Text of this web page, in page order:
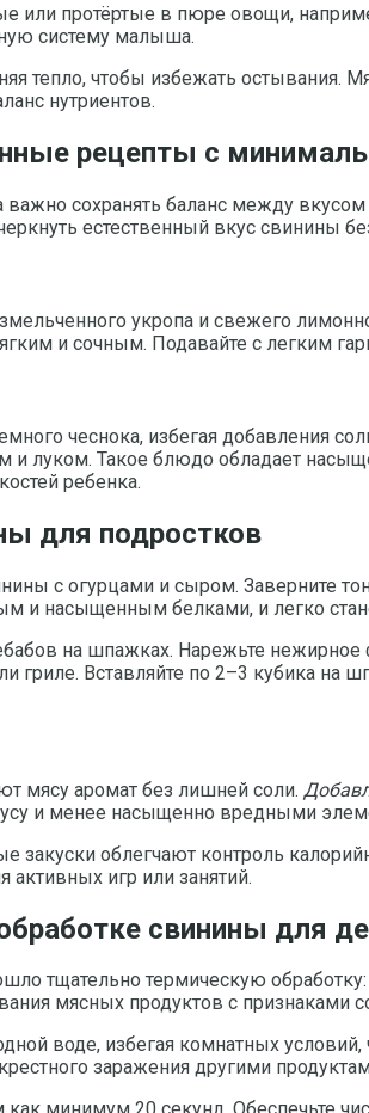
или протёртые в пюре овощи,
систему малыша.
тепло, чтобы избежать остывания.
нутриентов.
рецепты с
сохранять баланс между
естественный вкус свинины
укропа и свежего
и сочным. Подавайте с легким
чеснока, избегая добавления
и луком. Такое блюдо обладает
ребенка.
для подростков
с огурцами и сыром. Заверните
и насыщенным белками, и легко
на шпажках. Нарежьте
гриле. Вставляйте по 2–3 кубика
мясу аромат без лишней соли.
и менее насыщенно вредными
закуски облегчают контроль
активных игр или занятий.
свинины для
тщательно термическую
мясных продуктов с признаками
воде, избегая комнатных
заражения другими